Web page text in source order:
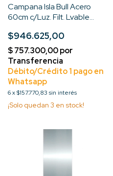
Campana Isla Bull Acero
60cm c/Luz. Filt. Lvable
$946.625,00
6x$157.770,83 sin interés
¡Solo quedan 3 en stock!